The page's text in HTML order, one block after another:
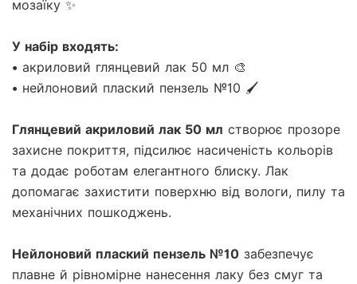
мозаїку ✨
У набір входять:
• акриловий глянцевий лак 50 мл 🎨
• нейлоновий плаский пензель №10 🖌
Глянцевий акриловий лак 50 мл створює прозоре
захисне покриття, підсилює насиченість кольорів
та додає роботам елегантного блиску. Лак
допомагає захистити поверхню від вологи, пилу та
механічних пошкоджень.
Нейлоновий плаский пензель №10 забезпечує
плавне й рівномірне нанесення лаку без смуг та